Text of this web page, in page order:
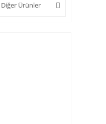
Diğer Ürünler